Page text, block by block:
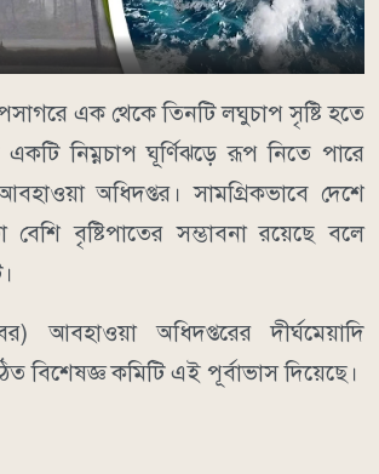
এক থেকে তিনটি লঘুচাপ সৃষ্টি হতে
একটি নিম্নচাপ ঘূর্ণিঝড়ে রূপ নিতে পারে
অধিদপ্তর। সামগ্রিকভাবে দেশে
বেশি বৃষ্টিপাতের সম্ভাবনা রয়েছে বলে
আবহাওয়া অধিদপ্তরের দীর্ঘমেয়াদি
বিশেষজ্ঞ কমিটি এই পূর্বাভাস দিয়েছে।